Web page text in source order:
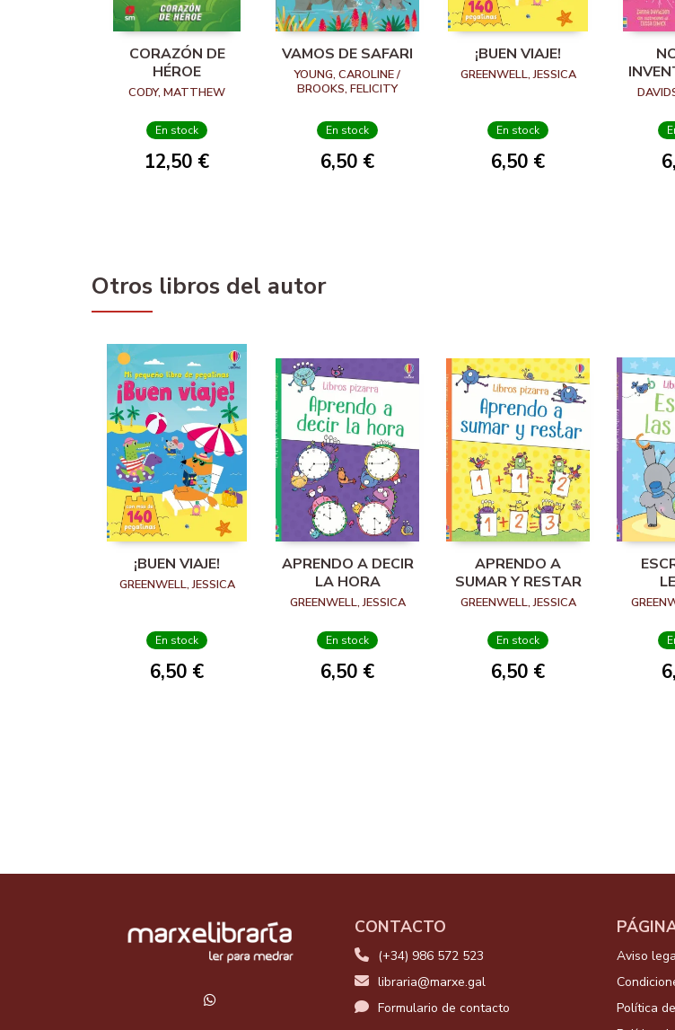
CORAZÓN DE
HÉROE
CODY, MATTHEW
En stock
12,50 €
VAMOS DE SAFARI
YOUNG, CAROLINE /
BROOKS, FELICITY
En stock
6,50 €
¡BUEN VIAJE!
GREENWELL, JESSICA
En stock
6,50 €
Otros libros del autor
¡BUEN VIAJE!
GREENWELL, JESSICA
En stock
6,50 €
APRENDO A DECIR
LA HORA
GREENWELL, JESSICA
En stock
6,50 €
APRENDO A
SUMAR Y RESTAR
GREENWELL, JESSICA
En stock
6,50 €
CONTACTO
(+34) 986 572 523
libraria@marxe.gal
Formulario de contacto
Aviso
Política